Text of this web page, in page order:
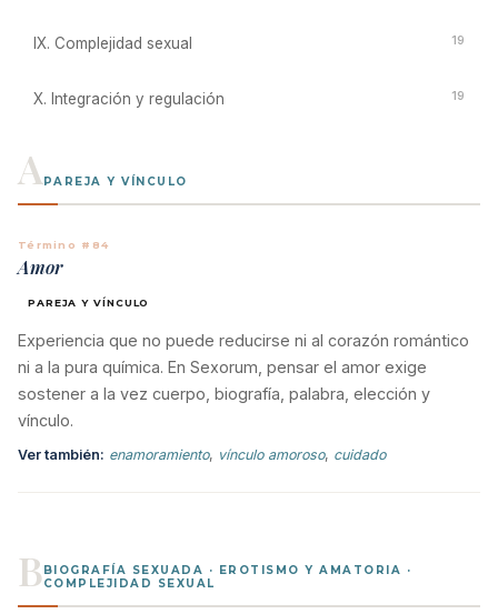
IX. Complejidad sexual 19
X. Integración y regulación 19
APAREJA Y VÍNCULO
Término #84
Amor
PAREJA Y VÍNCULO
Experiencia que no puede reducirse ni al corazón romántico
ni a la pura química. En Sexorum, pensar el amor exige
sostener a la vez cuerpo, biografía, palabra, elección y
vínculo.
Ver también: enamoramiento, vínculo amoroso, cuidado
BBIOGRAFÍA SEXUADA · EROTISMO Y AMATORIA ·
COMPLEJIDAD SEXUAL